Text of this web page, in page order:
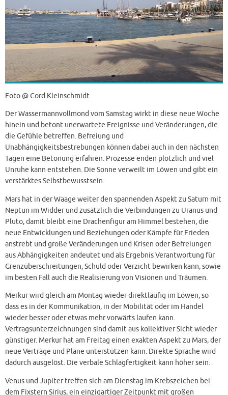
Foto @ Cord Kleinschmidt
Der Wassermannvollmond vom Samstag wirkt in diese neue Woche
hinein und betont unerwartete Ereignisse und Veränderungen, die
die Gefühle betreffen. Befreiung und
Unabhängigkeitsbestrebungen können dabei auch in den nächsten
Tagen eine Betonung erfahren. Prozesse enden plötzlich und viel
Unruhe kann entstehen. Die Sonne verweilt im Löwen und gibt ein
verstärktes Selbstbewusstsein.
Mars hat in der Waage weiter den spannenden Aspekt zu Saturn mit
Neptun im Widder und zusätzlich die Verbindungen zu Uranus und
Pluto, damit bleibt eine Drachenfigur am Himmel bestehen, die
neue Entwicklungen und Beziehungen oder Kämpfe für Frieden
anstrebt und große Veränderungen und Krisen oder Befreiungen
aus Abhängigkeiten andeutet und als Ergebnis Verantwortung für
Grenzüberschreitungen, Schuld oder Verzicht bewirken kann, sowie
im besten Fall auch die Realisierung von Visionen und Träumen.
Merkur wird gleich am Montag wieder direktläufig im Löwen, so
dass es in der Kommunikation, in der Mobilität oder im Handel
wieder besser oder etwas mehr vorwärts laufen kann.
Vertragsunterzeichnungen sind damit aus kollektiver Sicht wieder
günstiger. Merkur hat am Freitag einen exakten Aspekt zu Mars, der
neue Verträge und Pläne unterstützen kann. Direkte Sprache wird
dadurch ausgelöst. Die verbale Schlagfertigkeit kann höher sein.
Venus und Jupiter treffen sich am Dienstag im Krebszeichen bei
dem Fixstern Sirius, ein einzigartiger Zeitpunkt mit großen